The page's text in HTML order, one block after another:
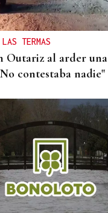
TERMAS
Outariz al arder una
contestaba nadie"